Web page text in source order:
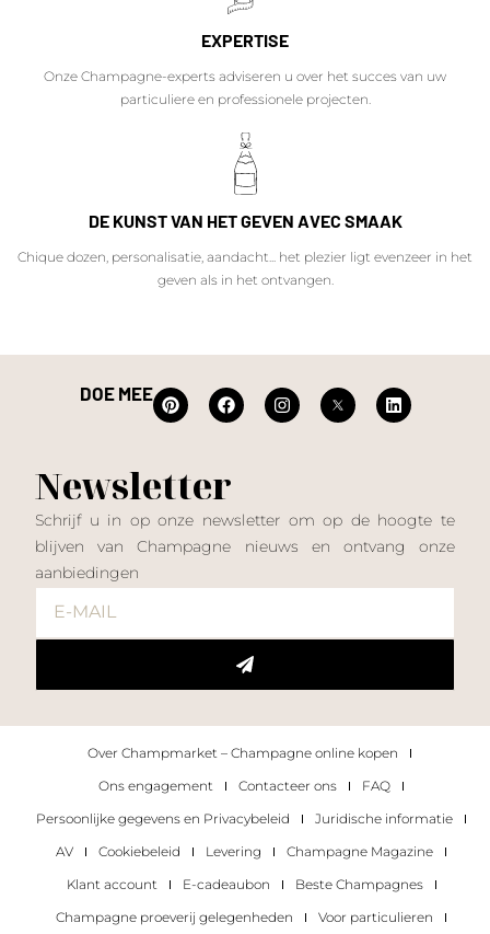
EXPERTISE
Onze Champagne-experts adviseren u over het succes van uw
particuliere en professionele projecten.
DE KUNST VAN HET GEVEN AVEC SMAAK
Chique dozen, personalisatie, aandacht... het plezier ligt evenzeer in het
geven als in het ontvangen.
DOE MEE
Newsletter
Schrijf u in op onze newsletter om op de hoogte te
blijven van Champagne nieuws en ontvang onze
aanbiedingen
Over Champmarket – Champagne online kopen
Ons engagement
Contacteer ons
FAQ
Persoonlijke gegevens en Privacybeleid
Juridische informatie
AV
Cookiebeleid Levering
Champagne Magazine
Klant account
E-cadeaubon
Beste Champagnes
Champagne proeverij gelegenheden
Voor particulieren